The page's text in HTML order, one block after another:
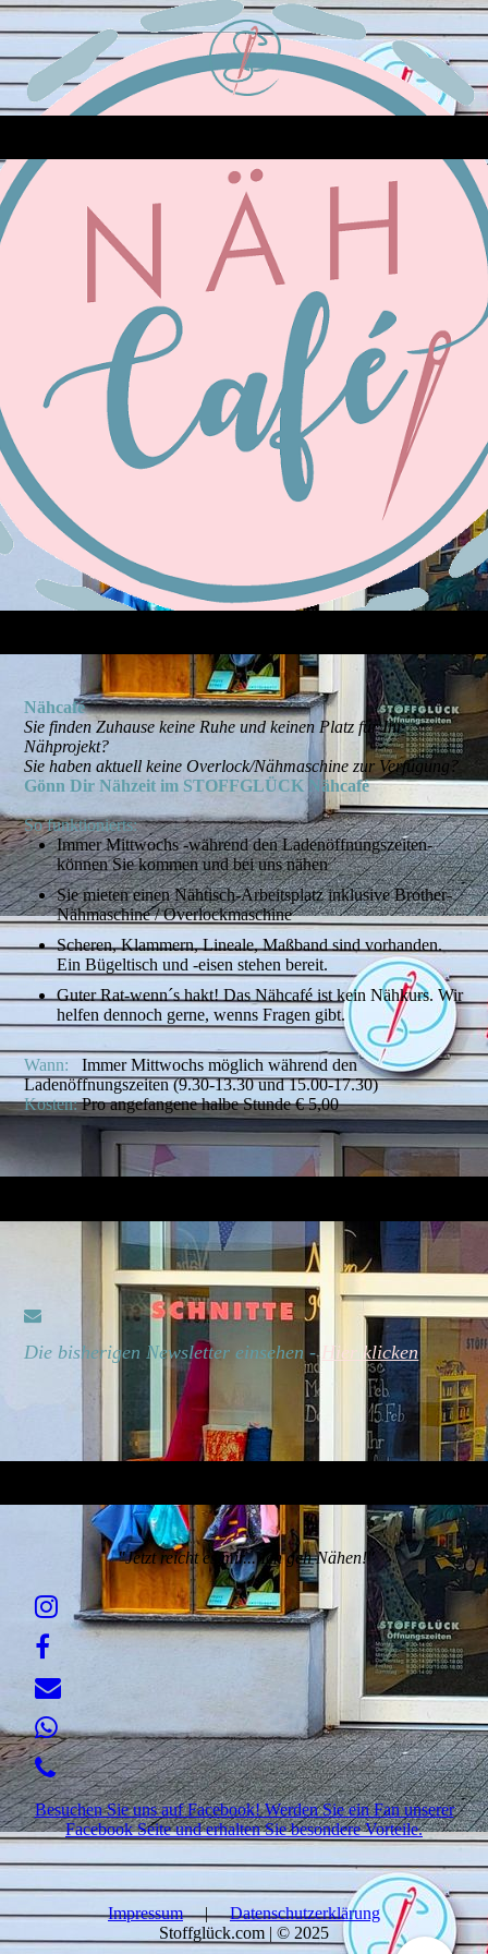
Nähcafé
Sie finden Zuhause keine Ruhe und keinen Platz für Ihr
Nähprojekt?
Sie haben aktuell keine Overlock/Nähmaschine zur Verfügung?
Gönn Dir Nähzeit im STOFFGLÜCK Nähcafé
So funktionierts:
Immer Mittwochs -während den Ladenöffnungszeiten-
können Sie kommen und bei uns nähen
Sie mieten einen Nähtisch-Arbeitsplatz inklusive Brother-
Nähmaschine / Overlockmaschine
Scheren, Klammern, Lineale, Maßband sind vorhanden.
Ein Bügeltisch und -eisen stehen bereit.
Guter Rat-wenn´s hakt! Das Nähcafé ist kein Nähkurs. Wir
helfen dennoch gerne, wenns Fragen gibt.
Wann:Immer Mittwochs möglich während den
Ladenöffnungszeiten (9.30-13.30 und 15.00-17.30)
Kosten:Pro angefangene halbe Stunde € 5,00
Die bisherigen Newsletter einsehen - Hier klicken
"Jetzt reicht es mir... Ich geh Nähen!"
Besuchen Sie uns auf Facebook! Werden Sie ein Fan unserer
Facebook Seite und erhalten Sie besondere Vorteile.
Impressum|Datenschutzerklärung
Stoffglück.com | © 2025